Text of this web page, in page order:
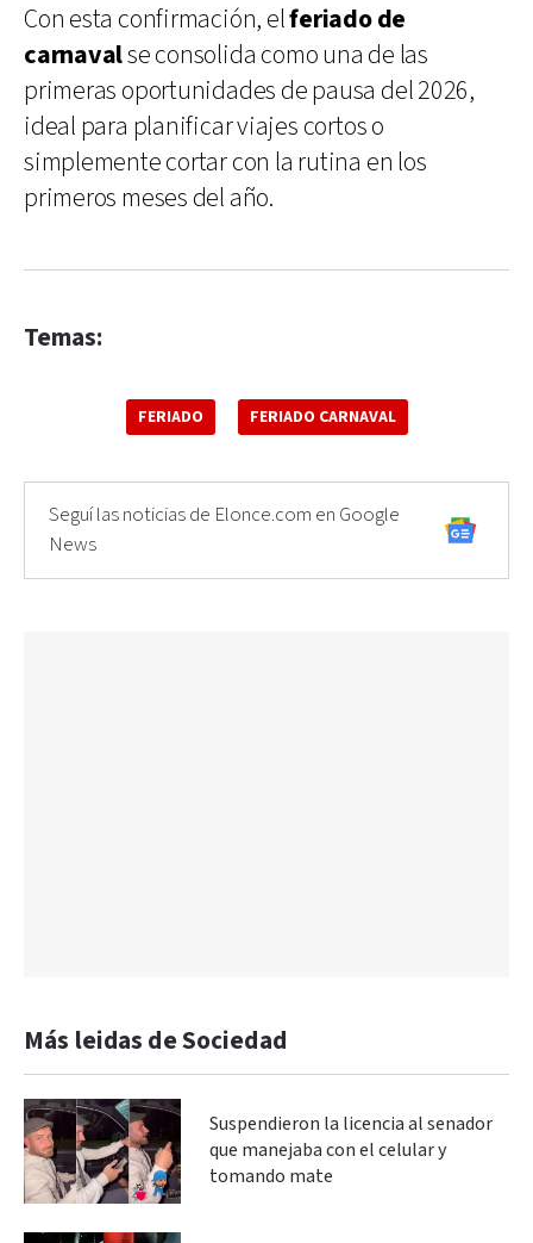
Con esta confirmación, elferiado de
carnavalse consolida como una de las
primeras oportunidades de pausa del 2026,
ideal para planificar viajes cortos o
simplemente cortar con la rutina en los
primeros meses del año.
Temas:
FERIADO FERIADO CARNAVAL
Seguí las noticias de Elonce.com en Google
News
Más leidas de Sociedad
Suspendieron la licencia al senador
que manejaba con el celular y
tomando mate